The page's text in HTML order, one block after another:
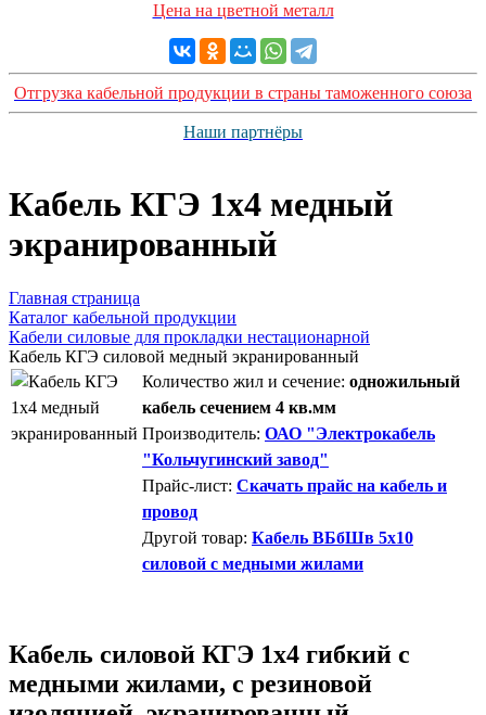
Цена на цветной металл
Отгрузка кабельной продукции в страны таможенного союза
Наши партнёры
Кабель КГЭ 1x4 медный
экранированный
Главная страница
Каталог кабельной продукции
Кабели силовые для прокладки нестационарной
Кабель КГЭ силовой медный экранированный
Количество жил и сечение: одножильный
кабель сечением 4 кв.мм
Производитель: ОАО "Электрокабель
"Кольчугинский завод"
Прайс-лист: Скачать прайс на кабель и
провод
Другой товар: Кабель ВБбШв 5х10
силовой с медными жилами
Кабель силовой КГЭ 1х4 гибкий с
медными жилами, с резиновой